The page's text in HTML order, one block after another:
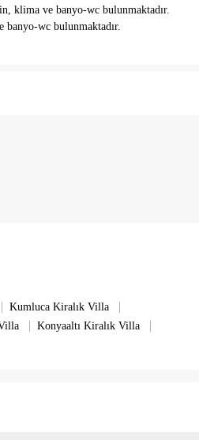
klima ve banyo-wc bulunmaktadır.
banyo-wc bulunmaktadır.
kontroller sonucu herhangi bir
su, gaz ücretleri fiyatlara dahildir.
temizlik ücreti ekstra 5,000 TL'
| Kumluca Kiralık Villa |
| Konyaaltı Kiralık Villa |